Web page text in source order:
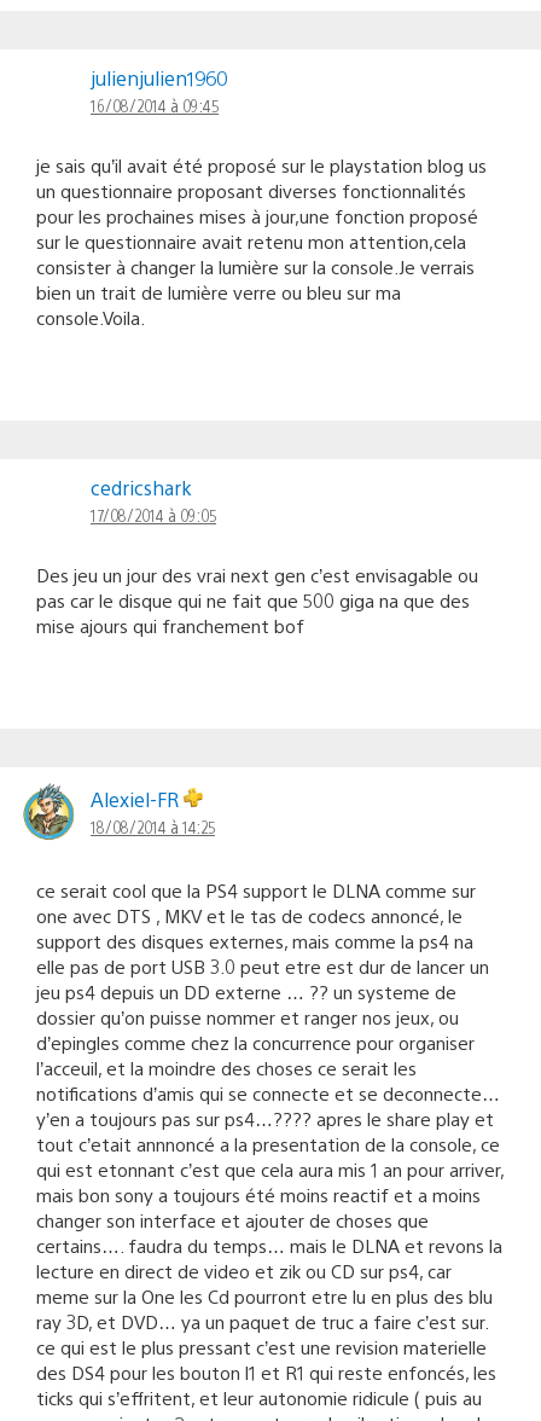
julienjulien1960
16/08/2014 à 09:45
je sais qu’il avait été proposé sur le playstation blog us
un questionnaire proposant diverses fonctionnalités
pour les prochaines mises à jour,une fonction proposé
sur le questionnaire avait retenu mon attention,cela
consister à changer la lumière sur la console.Je verrais
bien un trait de lumière verre ou bleu sur ma
console.Voila.
cedricshark
17/08/2014 à 09:05
Des jeu un jour des vrai next gen c’est envisagable ou
pas car le disque qui ne fait que 500 giga na que des
mise ajours qui franchement bof
Alexiel-FR
18/08/2014 à 14:25
ce serait cool que la PS4 support le DLNA comme sur
one avec DTS , MKV et le tas de codecs annoncé, le
support des disques externes, mais comme la ps4 na
elle pas de port USB 3.0 peut etre est dur de lancer un
jeu ps4 depuis un DD externe … ?? un systeme de
dossier qu’on puisse nommer et ranger nos jeux, ou
d’epingles comme chez la concurrence pour organiser
l’acceuil, et la moindre des choses ce serait les
notifications d’amis qui se connecte et se deconnecte…
y’en a toujours pas sur ps4…???? apres le share play et
tout c’etait annnoncé a la presentation de la console, ce
qui est etonnant c’est que cela aura mis 1 an pour arriver,
mais bon sony a toujours été moins reactif et a moins
changer son interface et ajouter de choses que
certains…. faudra du temps… mais le DLNA et revons la
lecture en direct de video et zik ou CD sur ps4, car
meme sur la One les Cd pourront etre lu en plus des blu
ray 3D, et DVD… ya un paquet de truc a faire c’est sur.
ce qui est le plus pressant c’est une revision materielle
des DS4 pour les bouton l1 et R1 qui reste enfoncés, les
ticks qui s’effritent, et leur autonomie ridicule ( puis au